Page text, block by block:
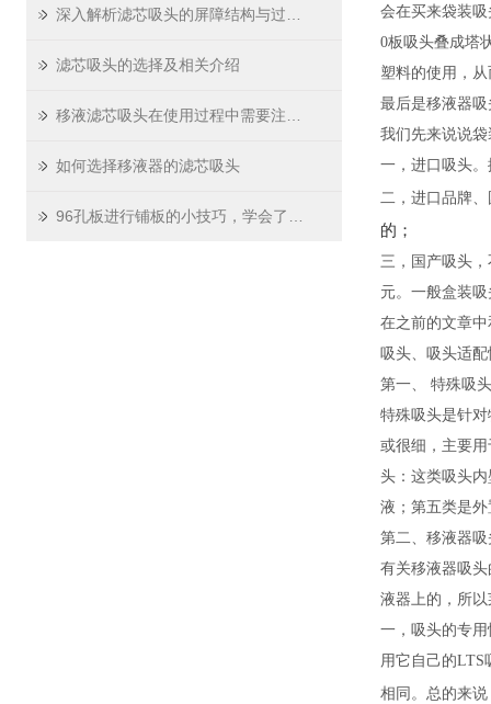
滤芯吸头的选择及相关介绍
如何选择移液器的滤芯吸头
会在买来袋装
0板吸头叠成塔
塑料的使用，
最后是移液器
我们先来说说袋
一，进口吸头。
二，进口品牌
的；
三，国产吸头
元。一般盒装
在之前的文章
吸头、吸头适
第一、 特殊吸
特殊吸头是针
或很细，主要
头：这类吸头
液；第五类是
第二、移液器
有关移液器吸
液器上的，所
一，吸头的专
用它自己的LTS
相同。总的来